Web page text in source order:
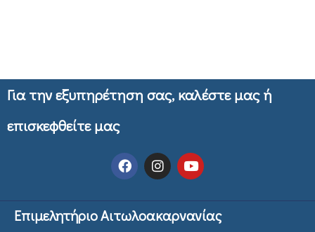
Για την εξυπηρέτηση σας, καλέστε μας ή
επισκεφθείτε μας
Επιμελητήριο Αιτωλοακαρνανίας